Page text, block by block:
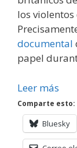
los
documental
papel
Leer más
Comparte esto:
Bluesky